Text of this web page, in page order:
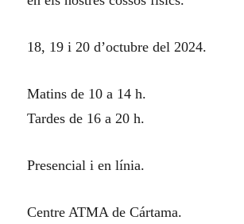
18, 19 i 20 d’octubre del 2024.
Matins de 10 a 14 h.
Tardes de 16 a 20 h.
Presencial i en línia.
Centre ATMA de Cártama.